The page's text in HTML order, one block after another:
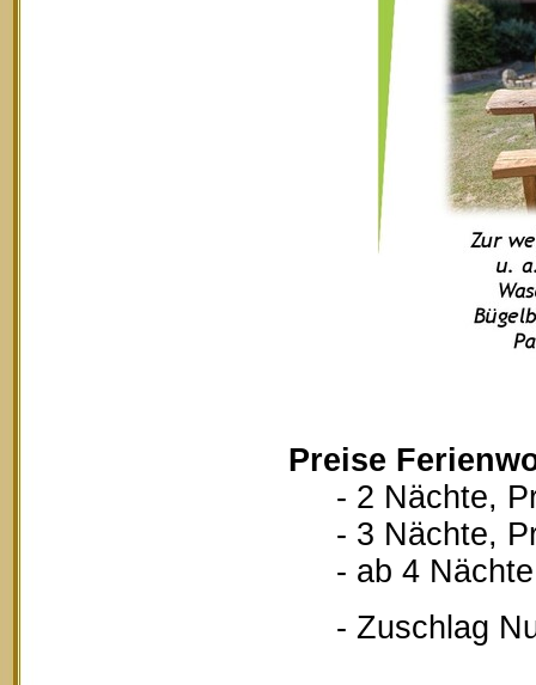
Preise
- 2 Nächte,
- 3 Nächte,
- ab 4 Nächte,
- Zuschlag